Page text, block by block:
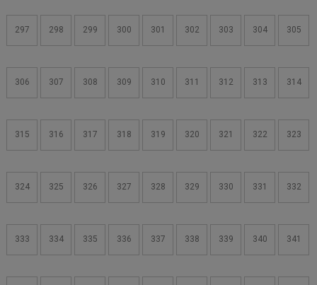
297 298 299 300 301 302 303 304 305
306 307 308 309 310 311 312 313 314
315 316 317 318 319 320 321 322 323
324 325 326 327 328 329 330 331 332
333 334 335 336 337 338 339 340 341